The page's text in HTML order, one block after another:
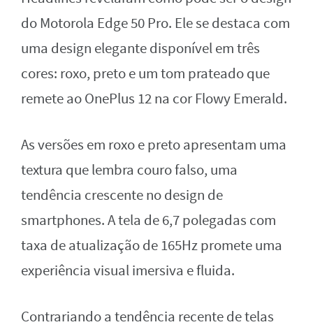
do Motorola Edge 50 Pro. Ele se destaca com
uma design elegante disponível em três
cores: roxo, preto e um tom prateado que
remete ao OnePlus 12 na cor Flowy Emerald.
As versões em roxo e preto apresentam uma
textura que lembra couro falso, uma
tendência crescente no design de
smartphones. A tela de 6,7 polegadas com
taxa de atualização de 165Hz promete uma
experiência visual imersiva e fluida.
Contrariando a tendência recente de telas